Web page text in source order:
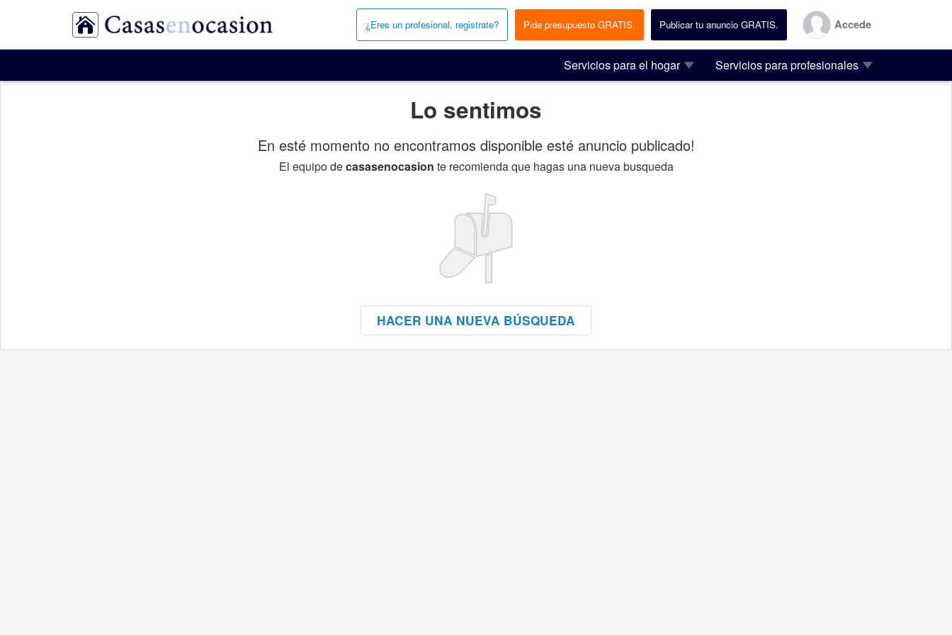
¿Eres un profesional, registrate? Pide presupuesto GRATIS. Publicar tu anuncio GRATIS. Accede
Servicios para el hogar Servicios para profesionales
Lo sentimos
En esté momento no encontramos disponible esté anuncio publicado!
El equipo decasasenocasion te recomienda que hagas una nueva busqueda
HACER UNA NUEVA BÚSQUEDA